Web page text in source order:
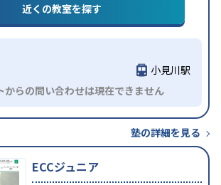
近くの教室を探す
小見川駅
からの問い合わせは現在できません
塾の詳細を見る
ECCジュニア